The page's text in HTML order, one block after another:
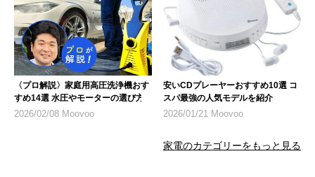
〈プロ解説〉家庭用高圧洗浄機おす
すめ14選 水圧やモーターの選び方
2026/02/08 Moovoo
安いCDプレーヤーおすすめ10選 コ
スパ最強の人気モデルを紹介
2026/01/21 Moovoo
家電のカテゴリーをもっと見る